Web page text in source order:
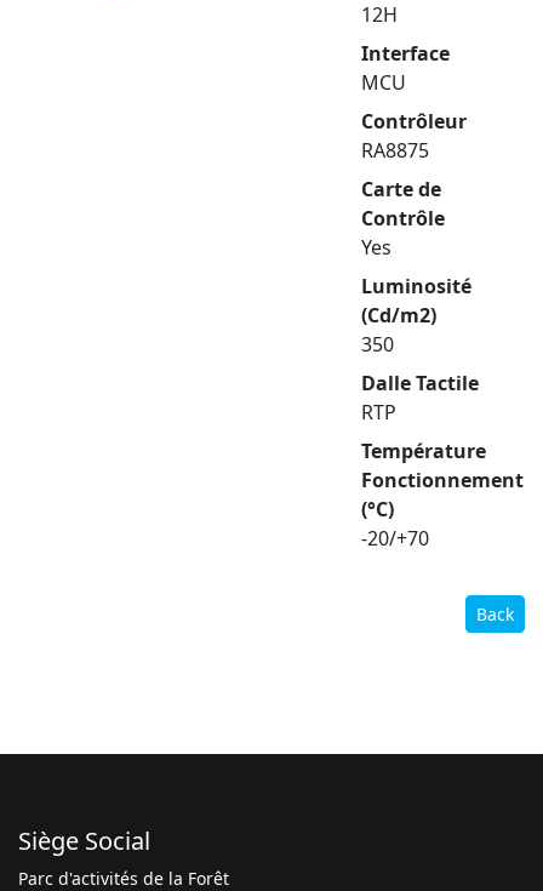
12H
Interface
MCU
Contrôleur
RA8875
Carte de
Contrôle
Yes
Luminosité
(Cd/m2)
350
Dalle Tactile
RTP
Température
Fonctionnement
(°C)
-20/+70
Back
Siège Social
Parc d'activités de la Forêt